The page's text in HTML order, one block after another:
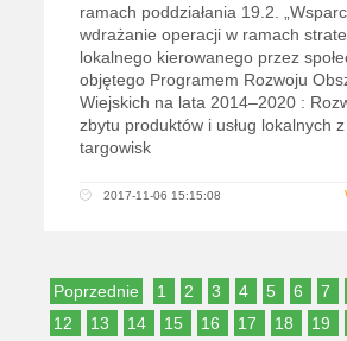
ramach poddziałania 19.2.
wdrażanie operacji w ramach
lokalnego kierowanego przez
objętego Programem Rozwoju
Wiejskich na lata 2014–2020 :
zbytu produktów i usług lokalnych z
targowisk
2017-11-06 15:15:08
Poprzednie 1 2 3 4 5 6 7
12
13 14 15 16 17 18 19